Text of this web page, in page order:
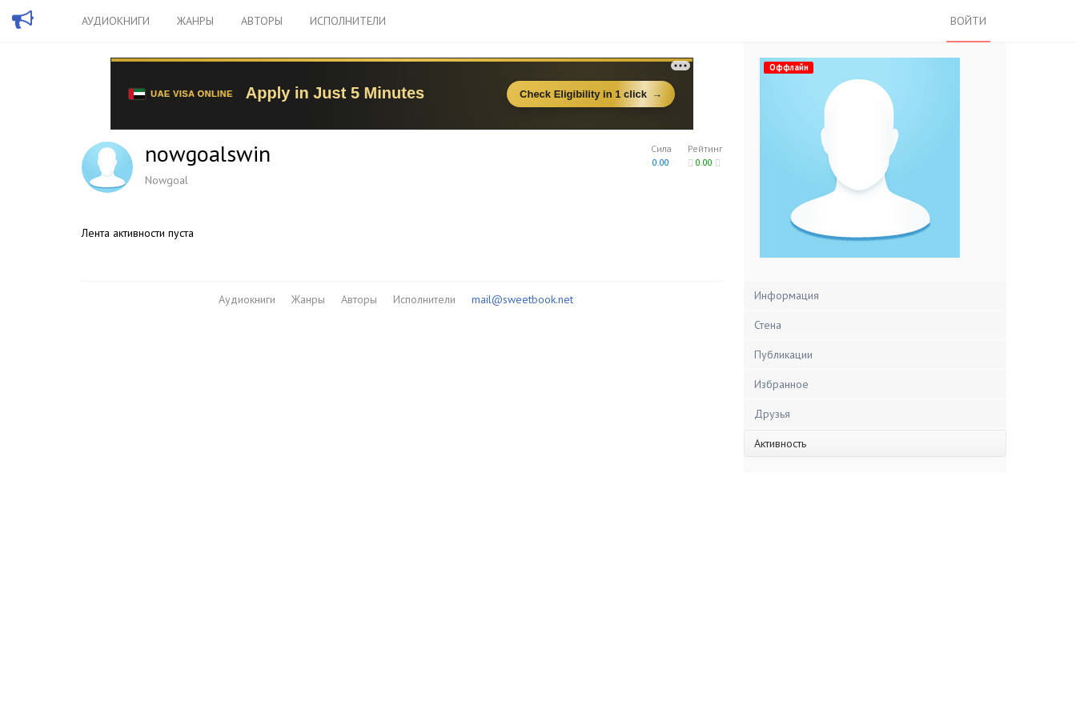
АУДИОКНИГИ ЖАНРЫ АВТОРЫ ИСПОЛНИТЕЛИ ВОЙТИ
Рейтинг
0.00
Сила
0.00
nowgoalswin
Nowgoal
Лента активности пуста
Аудиокниги Жанры Авторы Исполнители mail@sweetbook.net
Оффлайн
Информация
Стена
Публикации
Избранное
Друзья
Активность